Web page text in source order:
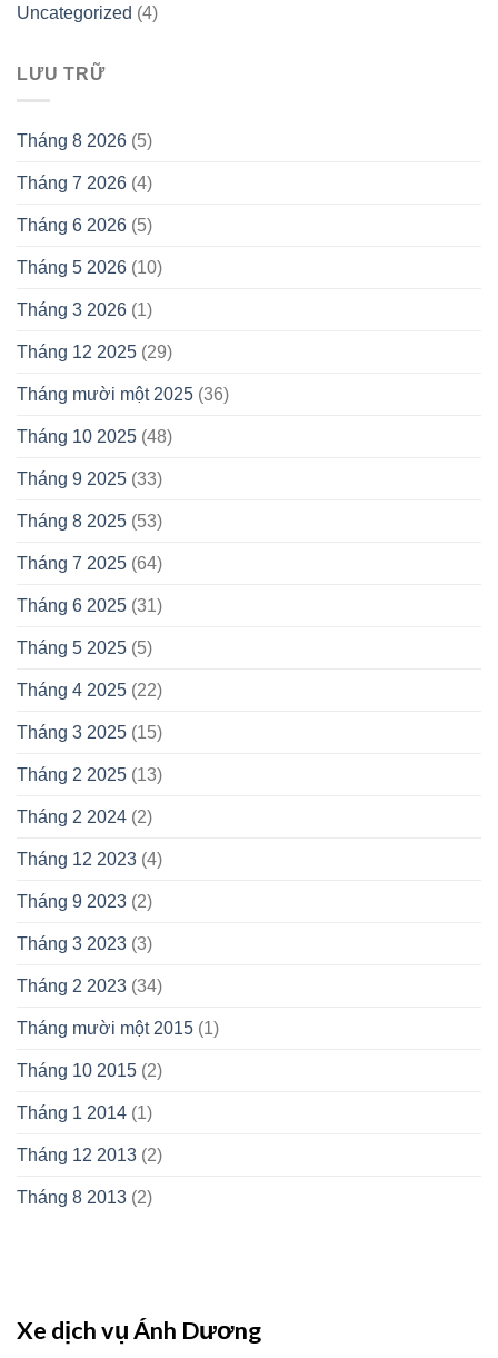
Uncategorized (4)
LƯU TRỮ
Tháng 8 2026 (5)
Tháng 7 2026 (4)
Tháng 6 2026 (5)
Tháng 5 2026 (10)
Tháng 3 2026 (1)
Tháng 12 2025 (29)
Tháng mười một 2025 (36)
Tháng 10 2025 (48)
Tháng 9 2025 (33)
Tháng 8 2025 (53)
Tháng 7 2025 (64)
Tháng 6 2025 (31)
Tháng 5 2025 (5)
Tháng 4 2025 (22)
Tháng 3 2025 (15)
Tháng 2 2025 (13)
Tháng 2 2024 (2)
Tháng 12 2023 (4)
Tháng 9 2023 (2)
Tháng 3 2023 (3)
Tháng 2 2023 (34)
Tháng mười một 2015 (1)
Tháng 10 2015 (2)
Tháng 1 2014 (1)
Tháng 12 2013 (2)
Tháng 8 2013 (2)
Xe dịch vụ Ánh Dương